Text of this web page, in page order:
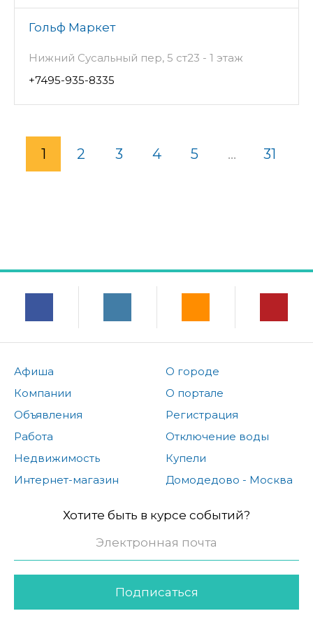
Гольф Маркет
Нижний Сусальный пер, 5 ст23 - 1 этаж
+7495-935-8335
1 2 3 4 5 ... 31
Афиша
Компании
Объявления
Работа
Недвижимость
Интернет-магазин
О городе
О портале
Регистрация
Отключение воды
Купели
Домодедово - Москва
Хотите быть в курсе событий?
Подписаться